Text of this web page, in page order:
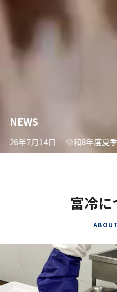
NEWS
2026年6月13日 砕氷の販売
富冷に